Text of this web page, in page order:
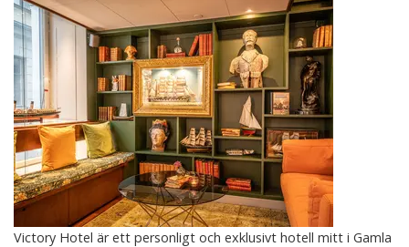
Victory Hotel är ett personligt och exklusivt hotell mitt i Gamla